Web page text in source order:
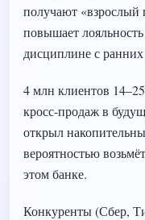
получают «взрослый
повышает
дисциплине с ранних
4 млн клиентов
кросс-продаж в
открыл
вероятностью
этом банке.
Конкуренты (Сбер,